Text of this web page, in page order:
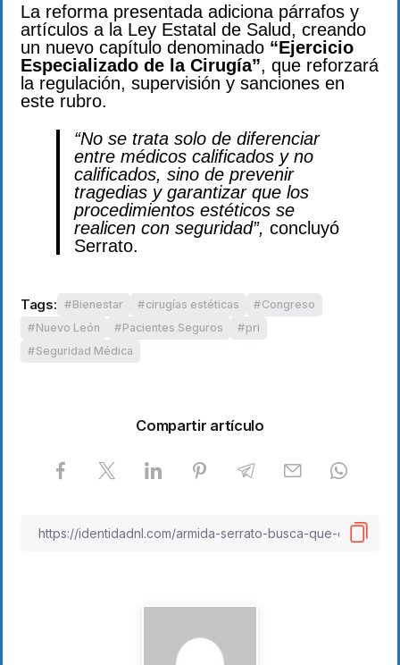
La reforma presentada adiciona párrafos y
artículos a la Ley Estatal de Salud, creando
un nuevo capítulo denominado “Ejercicio
Especializado de la Cirugía”, que reforzará
la regulación, supervisión y sanciones en
este rubro.
“No se trata solo de diferenciar
entre médicos calificados y no
calificados, sino de prevenir
tragedias y garantizar que los
procedimientos estéticos se
realicen con seguridad”, concluyó
Serrato.
Tags: Bienestar cirugías estéticas
Congreso
Nuevo León
Pacientes Seguros
pri
Seguridad Médica
Compartir artículo